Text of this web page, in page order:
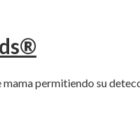
permitiendo su